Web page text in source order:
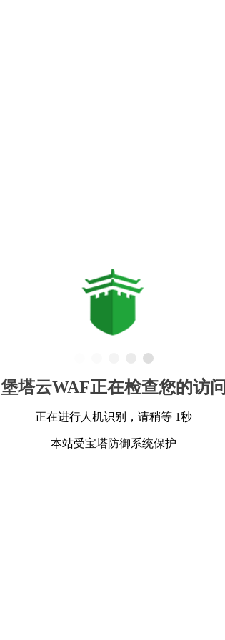
堡塔云WAF正在检查您的访问
正在进行人机识别，请稍等 1秒
本站受宝塔防御系统保护